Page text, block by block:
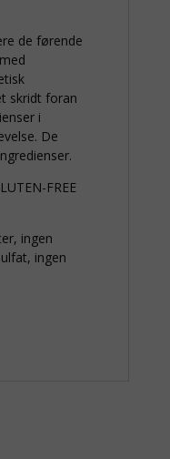
de førende
skridt foran
i
De
FREE
ingen
ingen